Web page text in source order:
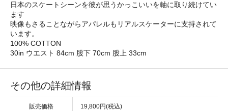
日本のスケートシーンを彼が思うかっこいいを軸に取り続けてい
ます
映像もさることながらアパレルもリアルスケーターに支持されて
います。
100% COTTON
30in ウエスト 84cm 股下 70cm 股上 33cm
その他の詳細情報
販売価格 19,800円(税込)